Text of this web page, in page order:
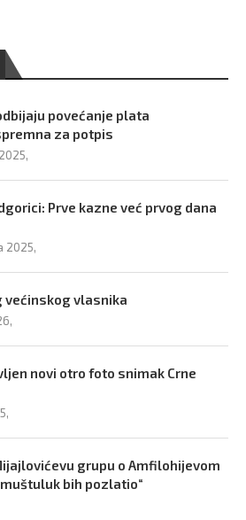
povećanje plata
za potpis
Prve kazne već prvog dana
2025,
većinskog vlasnika
novi otro foto snimak Crne
grupu o Amfilohijevom
bih pozlatio“